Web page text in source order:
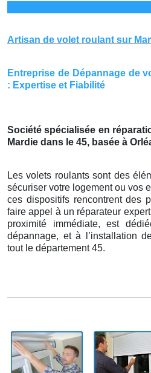
Artisan de volet roulant sur
Entreprise de Dépannage de
: Expertise et Fiabilité
Société spécialisée en
Mardie dans le 45, basée à
Les volets roulants sont des
sécuriser votre logement ou vos
ces dispositifs rencontrent des
faire appel à un réparateur
proximité immédiate, est
dépannage, et à l’installation
tout le département 45.